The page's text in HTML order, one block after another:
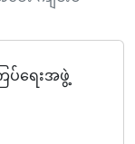
ပ်ရေးအဖွဲ့